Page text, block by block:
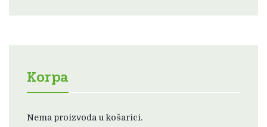
Korpa
Nema proizvoda u košarici.